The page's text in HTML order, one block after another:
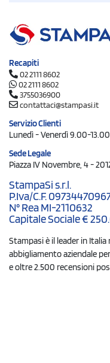
Recapiti
02 2111 8602
02 2111 8602
3755036900
contattaci@stampasi.it
Servizio Clienti
Lunedì - Venerdì 9.00-
Sede Legale
Piazza IV Novembre, 4 -
StampaSi s.r.l.
P.Iva/C.F.
N° Rea MI-2110632
Capitale Sociale €
Stampasi è il leader in
abbigliamento aziendale
e oltre 2.500 recensioni